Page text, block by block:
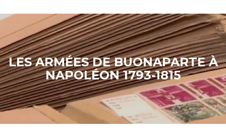
LES ARMÉES DE BUONAPARTE À
NAPOLÉON 1793-1815